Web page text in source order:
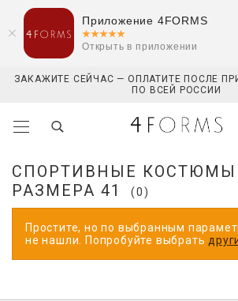
ЗАКАЖИТЕ СЕЙЧАС — ОПЛАТИТЕ ПОСЛЕ
ПО ВСЕЙ РОССИИ
СПОРТИВНЫЕ КОСТЮМЫ
РАЗМЕРА 41
(0)
Простите, но по выбранным
не нашли. Попробуйте выбрать
Приложение 4FORMS
Открыть в приложении